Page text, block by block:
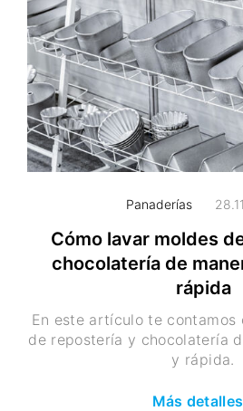
Panaderías
Cómo lavar moldes
chocolatería de
rápida
En este artículo te contamos
de repostería y chocolatería
y rápida.
Más detalles